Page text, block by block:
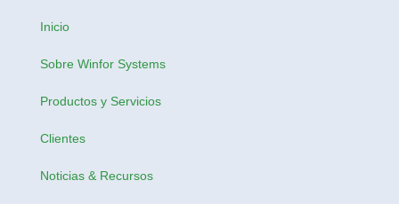
Inicio
Sobre Winfor Systems
Productos y Servicios
Clientes
Noticias & Recursos